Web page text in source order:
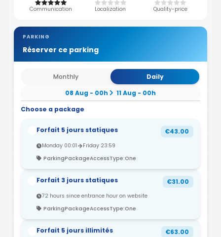
Communication Localization Quality-price
PARKING
Réserver ce parking
Monthly
Daily
08 Aug - 00h
11 Aug - 00h
Choose a package
Forfait 5 jours statiques €43.00
Monday 00:01
Friday 23:59
ParkingPackageAccessType:One
Forfait 3 jours statiques €31.00
72 hours since entrance hour on website
ParkingPackageAccessType:One
Forfait 5 jours illimités €63.00